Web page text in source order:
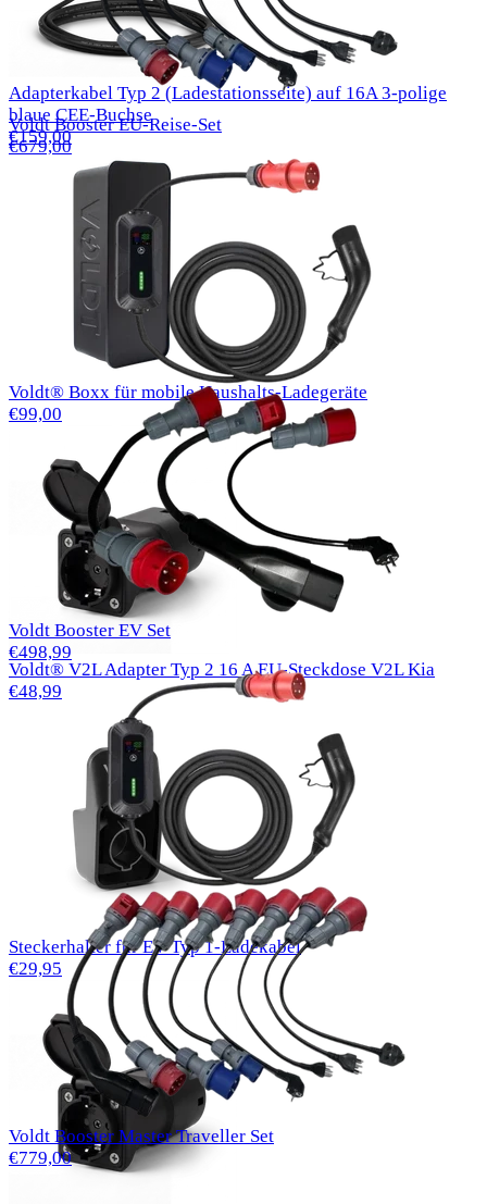
Adapterkabel Typ 2 (Ladestationsseite) auf 16A 3-polige
blaue CEE-Buchse
€159,00
Voldt® Boxx für mobile Haushalts-Ladegeräte
€99,00
Voldt® V2L Adapter Typ 2 16 A EU-Steckdose V2L Kia
€48,99
Steckerhalter für EV Typ 1-Ladekabel
€29,95
Voldt Booster EU-Reise-Set
€679,00
Voldt Booster EV Set
€498,99
Voldt Booster Master Traveller Set
€779,00